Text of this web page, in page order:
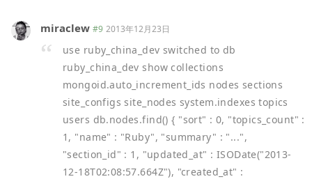
miraclew #9 2013年12月23日
use ruby_china_dev switched to db
ruby_china_dev show collections
mongoid.auto_increment_ids nodes sections
site_configs site_nodes system.indexes topics
users db.nodes.find() { "sort" : 0, "topics_count" :
1, "name" : "Ruby", "summary" : "...",
"section_id" : 1, "updated_at" : ISODate("2013-
12-18T02:08:57.664Z"), "created_at" :